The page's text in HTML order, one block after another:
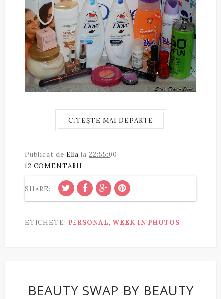
CITEȘTE MAI DEPARTE
Publicat de Ella la 22:55:00
12 COMENTARII
SHARE:
ETICHETE: PERSONAL, WEEK IN PHOTOS
BEAUTY SWAP BY BEAUTY